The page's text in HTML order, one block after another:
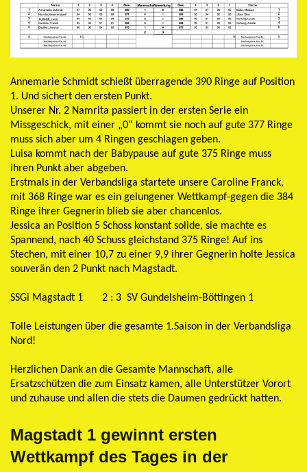
Annemarie Schmidt schießt überragende 390 Ringe auf Position
1. Und sichert den ersten Punkt.
Unserer Nr. 2 Namrita passiert in der ersten Serie ein
Missgeschick, mit einer „0“ kommt sie noch auf gute 377 Ringe
muss sich aber um 4 Ringen geschlagen geben.
Luisa kommt nach der Babypause auf gute 375 Ringe muss
ihren Punkt aber abgeben.
Erstmals in der Verbandsliga startete unsere Caroline Franck,
mit 368 Ringe war es ein gelungener Wettkampf-gegen die 384
Ringe ihrer Gegnerin blieb sie aber chancenlos.
Jessica an Position 5 Schoss konstant solide, sie machte es
Spannend, nach 40 Schuss gleichstand 375 Ringe! Auf ins
Stechen, mit einer 10,7 zu einer 9,9 ihrer Gegnerin holte Jessica
souverän den 2 Punkt nach Magstadt.
SSGi Magstadt 1 2 : 3 SV Gundelsheim-Böttingen 1
Tolle Leistungen über die gesamte 1.Saison in der Verbandsliga
Nord!
Herzlichen Dank an die Gesamte Mannschaft, alle
Ersatzschützen die zum Einsatz kamen, alle Unterstützer Vorort
und zuhause und allen die stets die Daumen gedrückt hatten.
Magstadt 1 gewinnt ersten
Wettkampf des Tages in der